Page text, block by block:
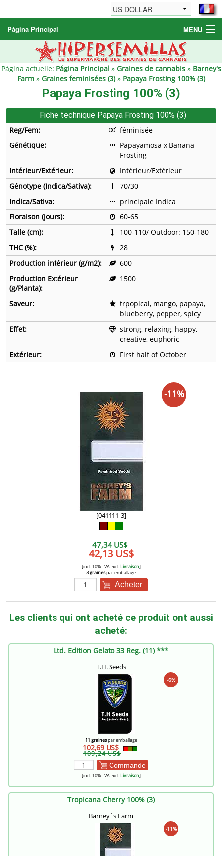
Página Principal MENU
Graines de cannabis
Autres produits
Página actuelle: Página Principal » Graines de cannabis» Barney's
Farm» Graines feminisées (3)» Papaya Frosting 100% (3)
Papaya Frosting 100% (3)
Fiche technique Papaya Frosting 100% (3)
Reg/Fem:
féminisée
Génétique:
Papayamosa x Banana
Frosting
Intérieur/Extérieur:
Intérieur/Extérieur
Génotype (Indica/Sativa):
70/30
Indica/Sativa:
principale Indica
Floraison (jours):
60-65
Talle (cm):
100-110/ Outdoor: 150-180
THC (%):
28
Production intérieur (g/m2):
600
Production Extérieur
(g/Planta):
1500
Saveur:
trpopical, mango, papaya,
blueberry, pepper, spicy
Effet:
strong, relaxing, happy,
creative, euphoric
Extérieur:
First half of October
[041111-3]
47,34 US$
42,13 US$
[incl. 10% TVA excl. Livraison]
3 grainespar emballage
Acheter
-11%
Les clients qui ont acheté ce produit ont aussi
acheté:
Ltd. Edition Gelato 33 Reg. (11) ***
T.H. Seeds
-6%
11 grainespar emballage
102,69 US$
109,24 US$
Commande
[incl. 10% TVA excl.Livraison]
Tropicana Cherry 100% (3)
Barney´s Farm
-11%